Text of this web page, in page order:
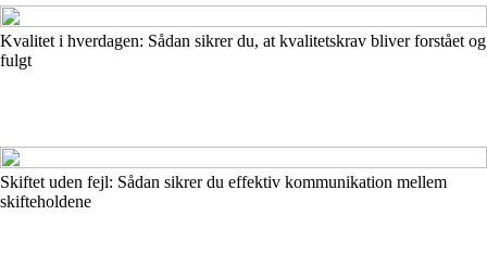
Kvalitet i hverdagen: Sådan sikrer du, at kvalitetskrav bliver forstået og
fulgt
Skiftet uden fejl: Sådan sikrer du effektiv kommunikation mellem
skifteholdene